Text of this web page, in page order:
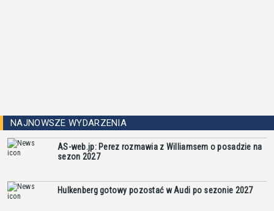
NAJNOWSZE WYDARZENIA
AS-web.jp: Perez rozmawia z Williamsem o posadzie na
sezon 2027
Hulkenberg gotowy pozostać w Audi po sezonie 2027